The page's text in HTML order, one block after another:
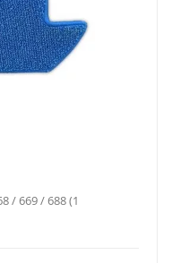
/ 669 / 688 (1